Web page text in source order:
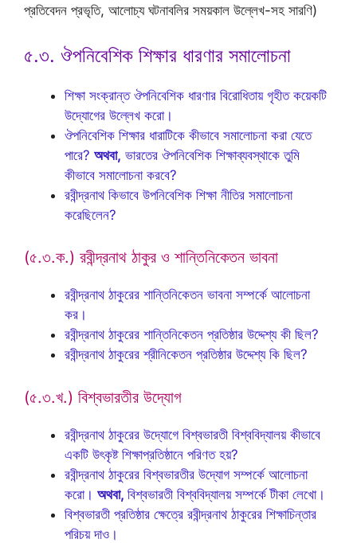
প্রতিবেদন প্রভৃতি, আলোচ্য ঘটনাবলির সময়কাল উল্লেখ-সহ সারণি)
৫.৩. ঔপনিবেশিক শিক্ষার ধারণার সমালোচনা
শিক্ষা সংক্রান্ত ঔপনিবেশিক ধারণার বিরোধিতায় গৃহীত কয়েকটি
উদ্যোগের উল্লেখ করো।
ঔপনিবেশিক শিক্ষার ধারাটিকে কীভাবে সমালোচনা করা যেতে
পারে? অথবা, ভারতের ঔপনিবেশিক শিক্ষাব্যবস্থাকে তুমি
কীভাবে সমালোচনা করবে?
রবীন্দ্রনাথ কিভাবে উপনিবেশিক শিক্ষা নীতির সমালোচনা
করেছিলেন?
(৫.৩.ক.) রবীন্দ্রনাথ ঠাকুর ও শান্তিনিকেতন ভাবনা
রবীন্দ্রনাথ ঠাকুরের শান্তিনিকেতন ভাবনা সম্পর্কে আলোচনা
কর।
রবীন্দ্রনাথ ঠাকুরের শান্তিনিকেতন প্রতিষ্ঠার উদ্দেশ্য কী ছিল?
রবীন্দ্রনাথ ঠাকুরের শ্রীনিকেতন প্রতিষ্ঠার উদ্দেশ্য কি ছিল?
(৫.৩.খ.) বিশ্বভারতীর উদ্যোগ
রবীন্দ্রনাথ ঠাকুরের উদ্যোগে বিশ্বভারতী বিশ্ববিদ্যালয় কীভাবে
একটি উৎকৃষ্ট শিক্ষাপ্রতিষ্ঠানে পরিণত হয়?
রবীন্দ্রনাথ ঠাকুরের বিশ্বভারতীর উদ্যোগ সম্পর্কে আলোচনা
করো। অথবা, বিশ্বভারতী বিশ্ববিদ্যালয় সম্পর্কে টীকা লেখো।
বিশ্বভারতী প্রতিষ্ঠার ক্ষেত্রে রবীন্দ্রনাথ ঠাকুরের শিক্ষাচিন্তার
পরিচয় দাও।